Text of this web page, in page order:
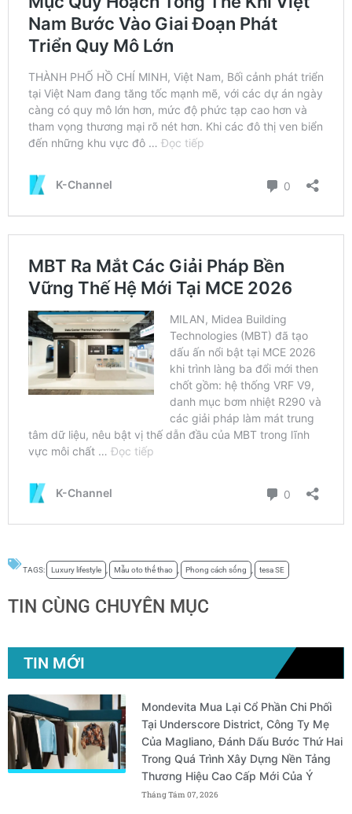
TAGS: Luxury lifestyle Mẫu oto thể thao Phong cách sống tesa SE
TIN CÙNG CHUYÊN MỤC
TIN MỚI
Mondevita Mua Lại Cổ Phần Chi Phối
Tại Underscore District, Công Ty Mẹ
Của Magliano, Đánh Dấu Bước Thứ Hai
Trong Quá Trình Xây Dựng Nền Tảng
Thương Hiệu Cao Cấp Mới Của Ý
Tháng Tám 07, 2026